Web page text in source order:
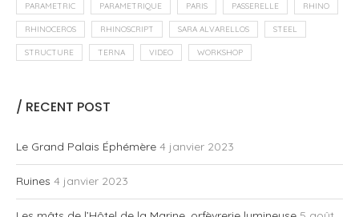
PARAMETRIC PARAMETRIQUE PARIS PASSERELLE RHINO
RHINOCEROS RHINOSCRIPT SARA ALVARELLOS STEEL
STRUCTURE TERNA VIDEO WORKSHOP
/ RECENT POST
Le Grand Palais Éphémère 4 janvier 2023
Ruines 4 janvier 2023